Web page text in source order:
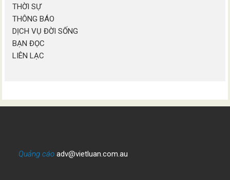
THỜI SỰ
THÔNG BÁO
DỊCH VỤ ĐỜI SỐNG
BẠN ĐỌC
LIÊN LẠC
Quảng cáo adv@vietluan.com.au